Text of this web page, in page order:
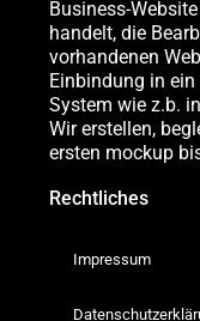
Business-
handelt, die
vorhandenen
Einbindung in
System wie z.b.
Wir erstellen,
ersten mockup
Rechtliches
Impressum